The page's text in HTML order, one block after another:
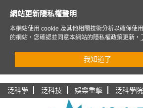
泛科學 泛科技 娛樂重擊 泛科學院
網站更新隱私權聲明
本網站使用 cookie 及其他相關技術分析以確保使
的網站，您確認並同意本網站的隱私權政策更新，
我知道了